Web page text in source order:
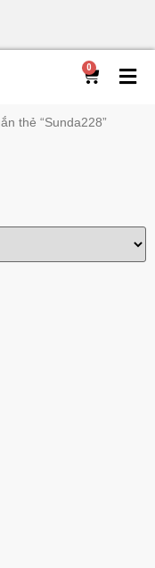
0
thẻ “Sunda228”